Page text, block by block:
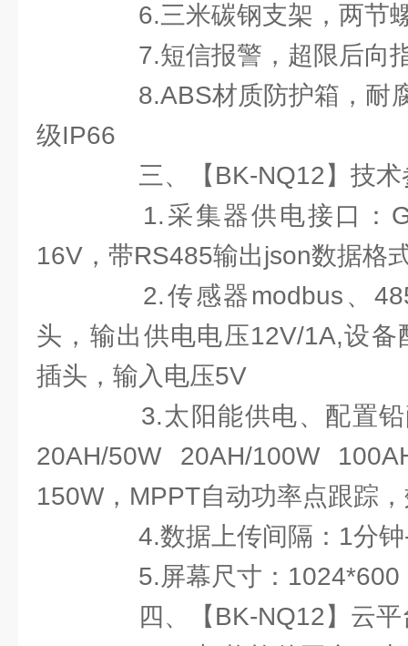
6.三米碳钢支架，两节
7.短信报警，超限后向
8.ABS材质防护箱，耐
级IP66
三、【BK-NQ12】技术
1.采集器供电接口：
16V，带RS485输出json数据格
2.传感器modbus、
头，输出供电电压12V/1A,设备
插头，输入电压5V
3.太阳能供电、配置铅
20AH/50W 20AH/100W
150W，MPPT自动功率点跟踪
4.数据上传间隔：1分钟
5.屏幕尺寸：1024*600
四、【BK-NQ12】云平